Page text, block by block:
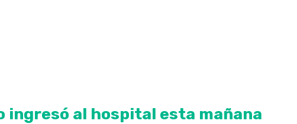
ingresó al hospital esta mañana